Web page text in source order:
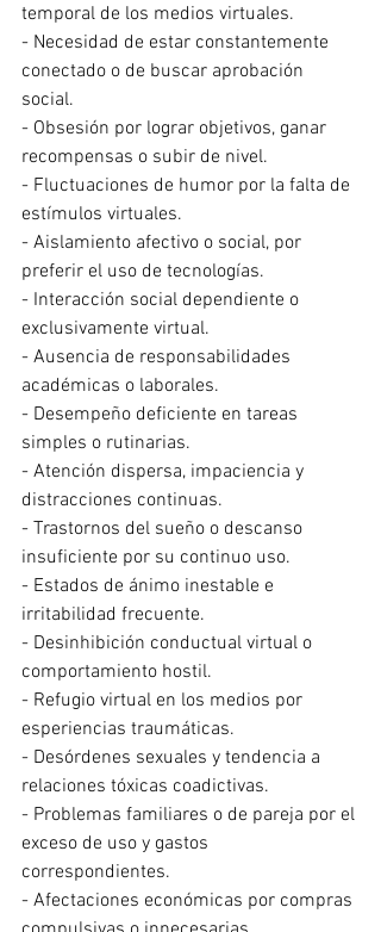
temporal de los medios virtuales.
- Necesidad de estar constantemente
conectado o de buscar aprobación
social.
- Obsesión por lograr objetivos, ganar
recompensas o subir de nivel.
- Fluctuaciones de humor por la falta de
estímulos virtuales.
- Aislamiento afectivo o social, por
preferir el uso de tecnologías.
- Interacción social dependiente o
exclusivamente virtual.
- Ausencia de responsabilidades
académicas o laborales.
- Desempeño deficiente en tareas
simples o rutinarias.
- Atención dispersa, impaciencia y
distracciones continuas.
- Trastornos del sueño o descanso
insuficiente por su continuo uso.
- Estados de ánimo inestable e
irritabilidad frecuente.
- Desinhibición conductual virtual o
comportamiento hostil.
- Refugio virtual en los medios por
esperiencias traumáticas.
- Desórdenes sexuales y tendencia a
relaciones tóxicas coadictivas.
- Problemas familiares o de pareja por el
exceso de uso y gastos
correspondientes.
- Afectaciones económicas por compras